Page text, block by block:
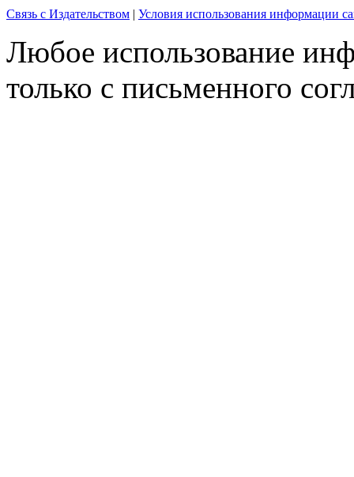
Связь с Издательством Условия использования информации
Любое использование
только с письменного